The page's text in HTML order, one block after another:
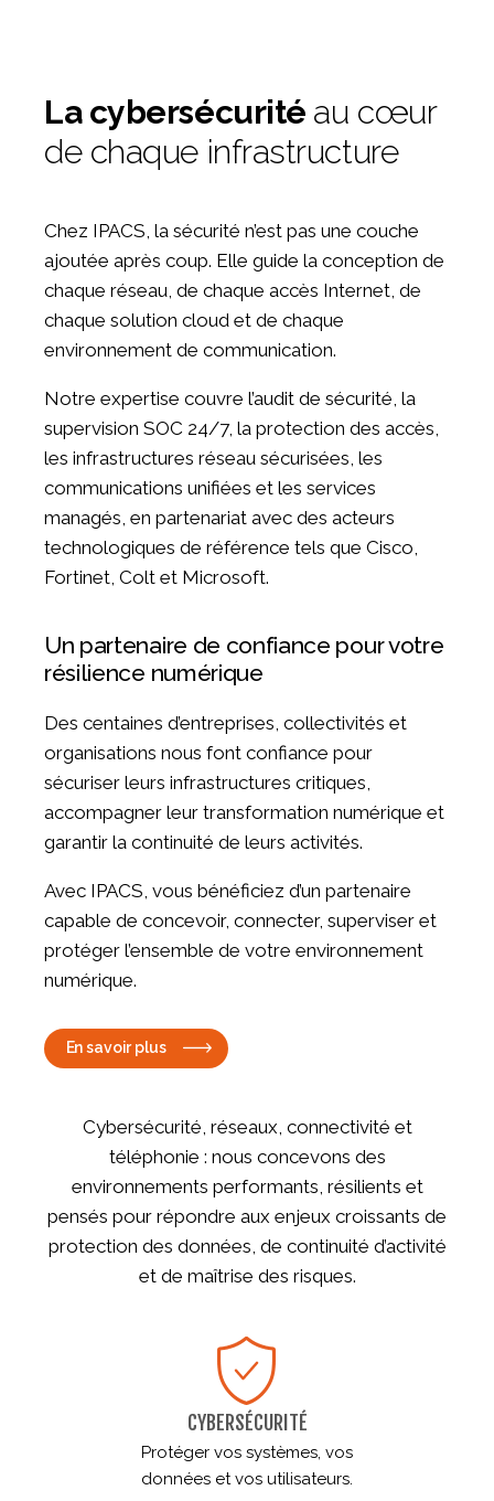
La cybersécurité au cœur
de chaque infrastructure
Chez IPACS, la sécurité n’est pas une couche
ajoutée après coup. Elle guide la conception de
chaque réseau, de chaque accès Internet, de
chaque solution cloud et de chaque
environnement de communication.
Notre expertise couvre l’audit de sécurité, la
supervision SOC 24/7, la protection des accès,
les infrastructures réseau sécurisées, les
communications unifiées et les services
managés, en partenariat avec des acteurs
technologiques de référence tels que Cisco,
Fortinet, Colt et Microsoft.
Un partenaire de confiance pour votre
résilience numérique
Des centaines d’entreprises, collectivités et
organisations nous font confiance pour
sécuriser leurs infrastructures critiques,
accompagner leur transformation numérique et
garantir la continuité de leurs activités.
Avec IPACS, vous bénéficiez d’un partenaire
capable de concevoir, connecter, superviser et
protéger l’ensemble de votre environnement
numérique.
En savoir plus
Cybersécurité, réseaux, connectivité et
téléphonie : nous concevons des
environnements performants, résilients et
pensés pour répondre aux enjeux croissants de
protection des données, de continuité d’activité
et de maîtrise des risques.
CYBERSÉCURITÉ
Protéger vos systèmes, vos
données et vos utilisateurs.